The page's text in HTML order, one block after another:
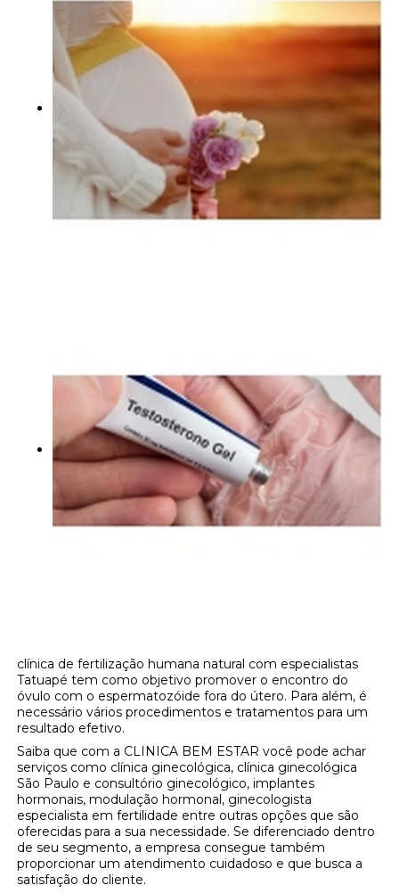
clínica de fertilização humana natural com especialistas
Tatuapé tem como objetivo promover o encontro do
óvulo com o espermatozóide fora do útero. Para além, é
necessário vários procedimentos e tratamentos para um
resultado efetivo.
Saiba que com a CLINICA BEM ESTAR você pode achar
serviços como clínica ginecológica, clínica ginecológica
São Paulo e consultório ginecológico, implantes
hormonais, modulação hormonal, ginecologista
especialista em fertilidade entre outras opções que são
oferecidas para a sua necessidade. Se diferenciado dentro
de seu segmento, a empresa consegue também
proporcionar um atendimento cuidadoso e que busca a
satisfação do cliente.